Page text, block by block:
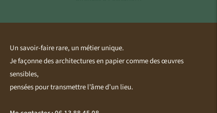
Un savoir-faire rare, un métier unique.
Je façonne des architectures en papier comme des œuvres
sensibles,
pensées pour transmettre l’âme d’un lieu.